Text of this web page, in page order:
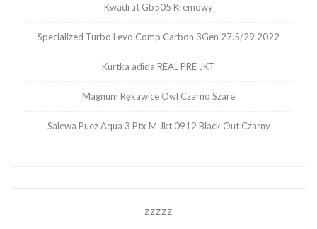
Kwadrat Gb505 Kremowy
Specialized Turbo Levo Comp Carbon 3Gen 27.5/29 2022
Kurtka adida REAL PRE JKT
Magnum Rękawice Owl Czarno Szare
Salewa Puez Aqua 3 Ptx M Jkt 0912 Black Out Czarny
zzzzz